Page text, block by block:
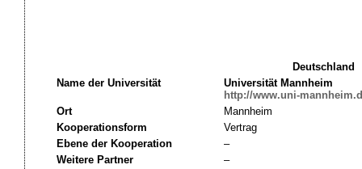
Deutschland
Name der Universität
Universität Mannheim
http://www.uni-
Ort
Mannheim
Kooperationsform
Vertrag
Ebene der Kooperation
–
Weitere Partner
–